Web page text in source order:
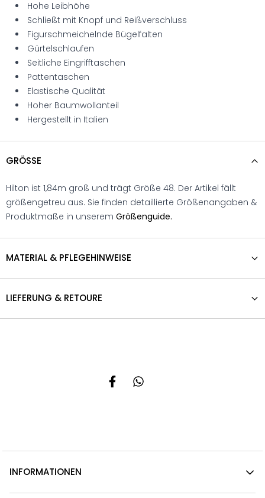
Hohe Leibhöhe
Schließt mit Knopf und Reißverschluss
Figurschmeichelnde Bügelfalten
Gürtelschlaufen
Seitliche Eingrifftaschen
Pattentaschen
Elastische Qualität
Hoher Baumwollanteil
Hergestellt in Italien
GRÖSSE
Hilton ist 1,84m groß und trägt Größe 48. Der Artikel fällt
größengetreu aus. Sie finden detaillierte Größenangaben &
Produktmaße in unserem Größenguide.
MATERIAL & PFLEGEHINWEISE
LIEFERUNG & RETOURE
INFORMATIONEN